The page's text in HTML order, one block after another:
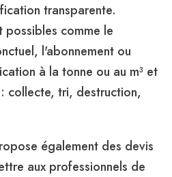
transparente.
possibles comme le
l'abonnement ou
à la tonne ou au m³ et
collecte, tri, destruction,
également des devis
aux professionnels de